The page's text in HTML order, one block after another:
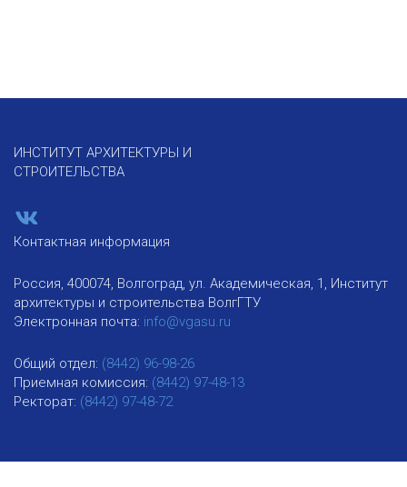
ИНСТИТУТ АРХИТЕКТУРЫ И
СТРОИТЕЛЬСТВА
Контактная информация
Россия, 400074, Волгоград, ул. Академическая, 1, Институт
архитектуры и строительства ВолгГТУ
Электронная почта: info@vgasu.ru
Общий отдел: (8442) 96-98-26
Приемная комиссия: (8442) 97-48-13
Ректорат: (8442) 97-48-72